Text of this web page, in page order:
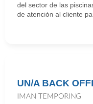
del sector de las
de atención al cliente
UN/A BACK
IMAN TEMPORING